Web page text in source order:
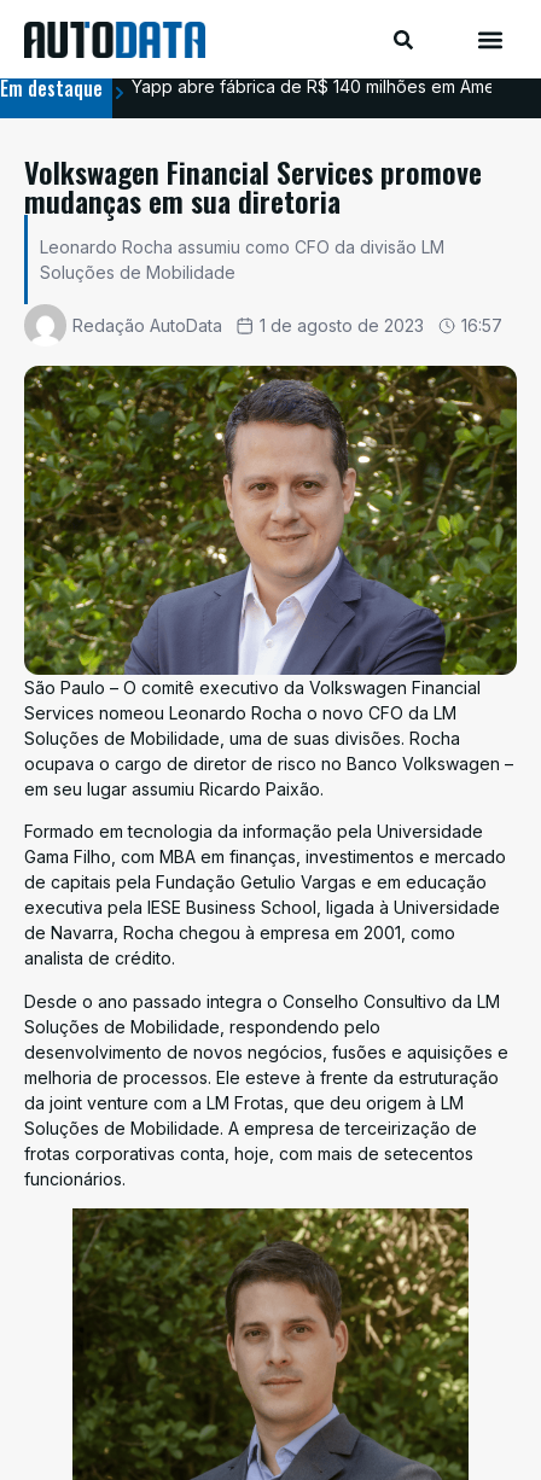
Em destaque Yapp abre fábrica de R$ 140 milhões em
Volkswagen Financial Services promove
mudanças em sua diretoria
Leonardo Rocha assumiu como CFO da divisão LM
Soluções de Mobilidade
Redação AutoData 1 de agosto de 2023 16:57
São Paulo – O comitê executivo da Volkswagen Financial
Services nomeou Leonardo Rocha o novo CFO da LM
Soluções de Mobilidade, uma de suas divisões. Rocha
ocupava o cargo de diretor de risco no Banco Volkswagen –
em seu lugar assumiu Ricardo Paixão.
Formado em tecnologia da informação pela Universidade
Gama Filho, com MBA em finanças, investimentos e mercado
de capitais pela Fundação Getulio Vargas e em educação
executiva pela IESE Business School, ligada à Universidade
de Navarra, Rocha chegou à empresa em 2001, como
analista de crédito.
Desde o ano passado integra o Conselho Consultivo da LM
Soluções de Mobilidade, respondendo pelo
desenvolvimento de novos negócios, fusões e aquisições e
melhoria de processos. Ele esteve à frente da estruturação
da joint venture com a LM Frotas, que deu origem à LM
Soluções de Mobilidade. A empresa de terceirização de
frotas corporativas conta, hoje, com mais de setecentos
funcionários.